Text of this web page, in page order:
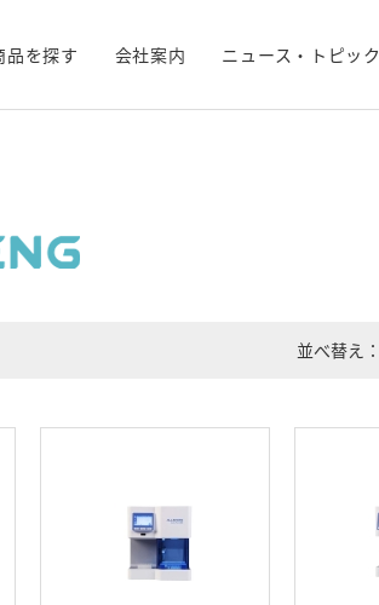
品を探す 会社案内 ニュース・トピック
並べ替え：